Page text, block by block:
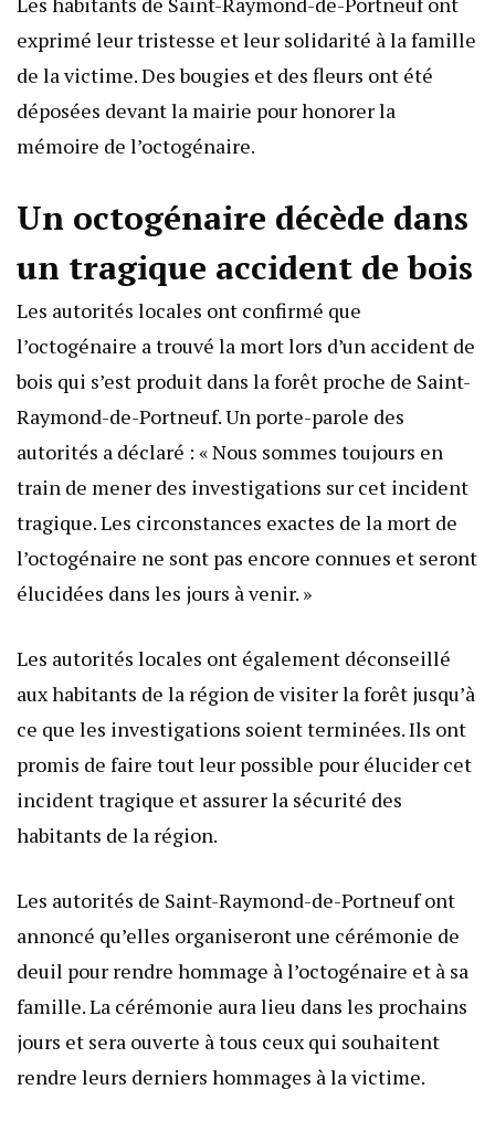
exprimé leur tristesse et leur solidarité à la famille
de la victime. Des bougies et des fleurs ont été
déposées devant la mairie pour honorer la
mémoire de l’octogénaire.
Un octogénaire décède dans
un tragique accident de bois
Les autorités locales ont confirmé que
l’octogénaire a trouvé la mort lors d’un accident de
bois qui s’est produit dans la forêt proche de Saint-
Raymond-de-Portneuf. Un porte-parole des
autorités a déclaré : « Nous sommes toujours en
train de mener des investigations sur cet incident
tragique. Les circonstances exactes de la mort de
l’octogénaire ne sont pas encore connues et seront
élucidées dans les jours à venir. »
Les autorités locales ont également déconseillé
aux habitants de la région de visiter la forêt jusqu’à
ce que les investigations soient terminées. Ils ont
promis de faire tout leur possible pour élucider cet
incident tragique et assurer la sécurité des
habitants de la région.
Les autorités de Saint-Raymond-de-Portneuf ont
annoncé qu’elles organiseront une cérémonie de
deuil pour rendre hommage à l’octogénaire et à sa
famille. La cérémonie aura lieu dans les prochains
jours et sera ouverte à tous ceux qui souhaitent
rendre leurs derniers hommages à la victime.